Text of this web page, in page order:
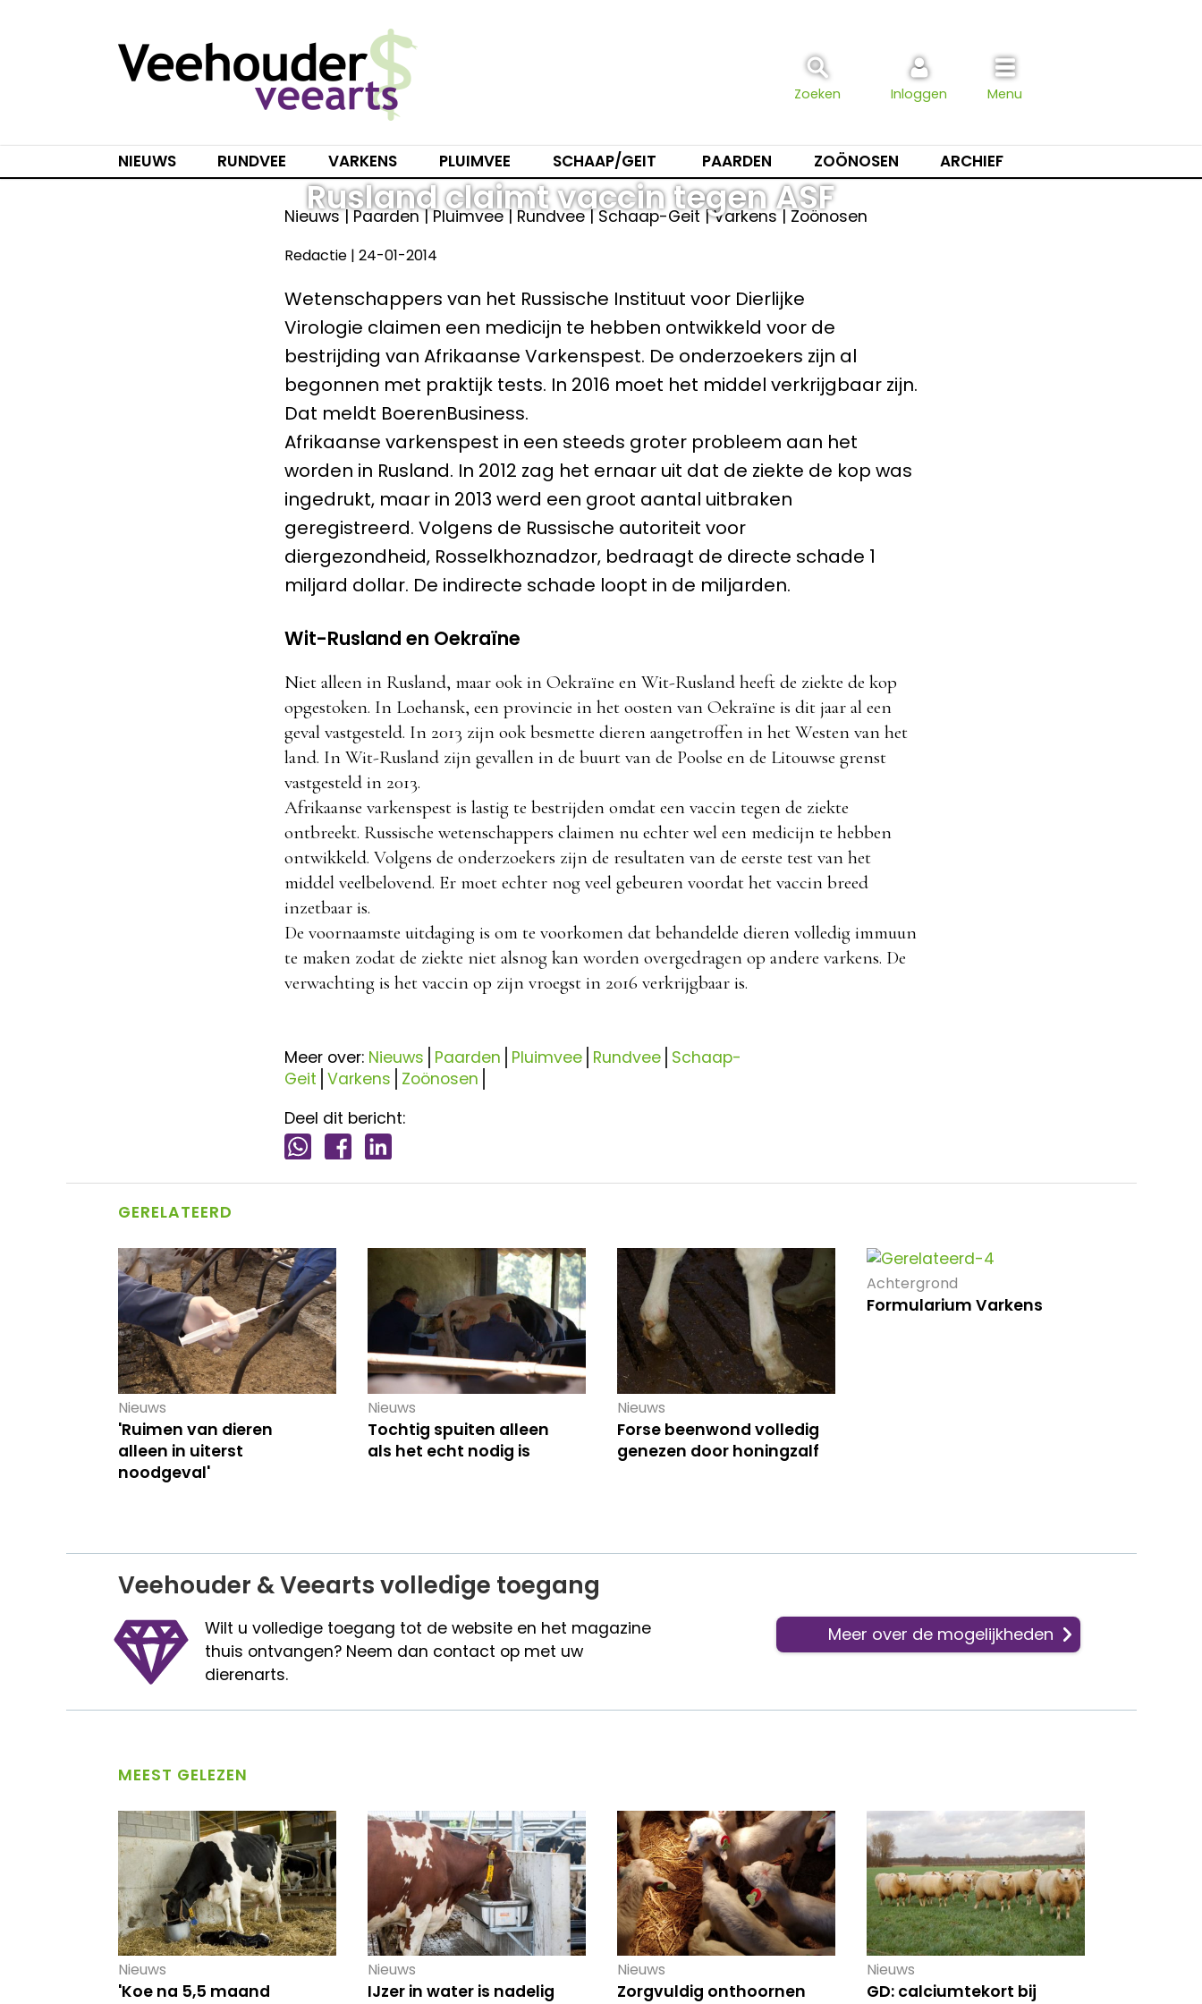
Zoeken Inloggen Menu
NIEUWS RUNDVEE VARKENS PLUIMVEE SCHAAP/GEIT PAARDEN ZOÖNOSEN ARCHIEF
Nieuws | Paarden | Pluimvee | Rundvee | Schaap-Geit | Varkens | Zoönosen
Rusland claimt vaccin tegen ASF
Redactie| 24-01-2014
Wetenschappers van het Russische Instituut voor Dierlijke
Virologie claimen een medicijn te hebben ontwikkeld voor de
bestrijding van Afrikaanse Varkenspest. De onderzoekers zijn al
begonnen met praktijk tests. In 2016 moet het middel verkrijgbaar zijn.
Dat meldt BoerenBusiness.
Afrikaanse varkenspest in een steeds groter probleem aan het
worden in Rusland. In 2012 zag het ernaar uit dat de ziekte de kop was
ingedrukt, maar in 2013 werd een groot aantal uitbraken
geregistreerd. Volgens de Russische autoriteit voor
diergezondheid, Rosselkhoznadzor, bedraagt de directe schade 1
miljard dollar. De indirecte schade loopt in de miljarden.
Wit-Rusland en Oekraïne
Niet alleen in Rusland, maar ook in Oekraïne en Wit-Rusland heeft de ziekte de kop
opgestoken. In Loehansk, een provincie in het oosten van Oekraïne is dit jaar al een
geval vastgesteld. In 2013 zijn ook besmette dieren aangetroffen in het Westen van het
land. In Wit-Rusland zijn gevallen in de buurt van de Poolse en de Litouwse grenst
vastgesteld in 2013.
Afrikaanse varkenspest is lastig te bestrijden omdat een vaccin tegen de ziekte
ontbreekt. Russische wetenschappers claimen nu echter wel een medicijn te hebben
ontwikkeld. Volgens de onderzoekers zijn de resultaten van de eerste test van het
middel veelbelovend. Er moet echter nog veel gebeuren voordat het vaccin breed
inzetbaar is.
De voornaamste uitdaging is om te voorkomen dat behandelde dieren volledig immuun
te maken zodat de ziekte niet alsnog kan worden overgedragen op andere varkens. De
verwachting is het vaccin op zijn vroegst in 2016 verkrijgbaar is.
Meer over: Nieuws Paarden Pluimvee Rundvee Schaap-
Geit Varkens Zoönosen
Deel dit bericht:
GERELATEERD
Nieuws
'Ruimen van dieren
alleen in uiterst
noodgeval'
Nieuws
Tochtig spuiten alleen
als het echt nodig is
Nieuws
Forse beenwond volledig
genezen door honingzalf
Achtergrond
Formularium Varkens
Veehouder & Veearts volledige toegang
Wilt u volledige toegang tot de website en het magazine
thuis ontvangen? Neem dan contact op met uw
dierenarts.
Meer over de mogelijkheden
MEEST GELEZEN
Nieuws
'Koe na 5,5 maand
Nieuws
IJzer in water is nadelig
Nieuws
Zorgvuldig onthoornen
Nieuws
GD: calciumtekort bij